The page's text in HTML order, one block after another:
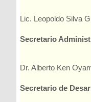
Lic. Leopoldo Silva
Secretario
Dr. Alberto Ken
Secretario de